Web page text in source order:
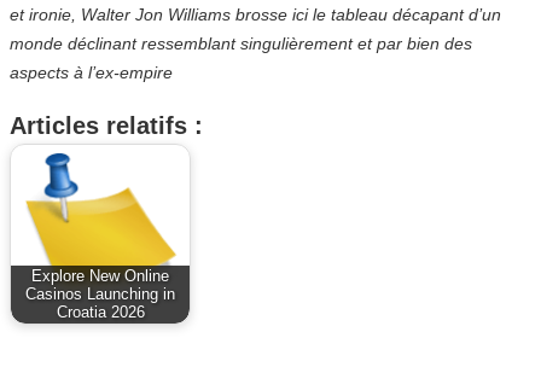
et ironie, Walter Jon Williams brosse ici le tableau décapant d’un
monde déclinant ressemblant singulièrement et par bien des
aspects à l’ex-empire
Articles relatifs :
Explore New Online
Casinos Launching in
Croatia 2026